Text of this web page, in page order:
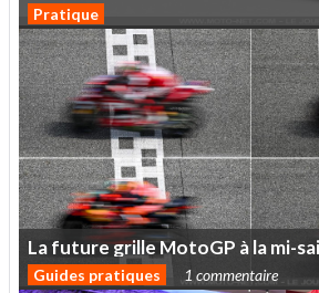
Pratique
Lafuturegrille MotoGP àlami-
Guides pratiques 1 commentaire